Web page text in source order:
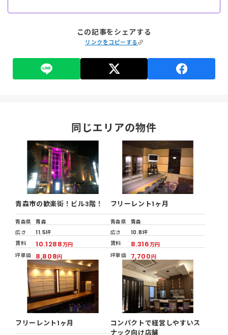
この記事をシェアする
リンクをコピーする
同じエリアの物件
青森市の歓楽街！ビル3階！
青森県
青森
広さ
11.5坪
賃料
10.1288万円
坪単価
8,808円
フリーレント1ヶ月
青森県
青森
広さ
10.8坪
賃料
8.316万円
坪単価
7,700円
フリーレント1ヶ月
コンパクトで経営しやすいス
ナック向け店舗